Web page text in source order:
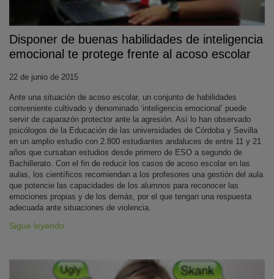
Disponer de buenas habilidades de inteligencia
emocional te protege frente al acoso escolar
22 de junio de 2015
Ante una situación de acoso escolar, un conjunto de habilidades
conveniente cultivado y denominado ‘inteligencia emocional’ puede
servir de caparazón protector ante la agresión. Así lo han observado
psicólogos de la Educación de las universidades de Córdoba y Sevilla
en un amplio estudio con 2.800 estudiantes andaluces de entre 11 y 21
años que cursaban estudios desde primero de ESO a segundo de
Bachillerato. Con el fin de reducir los casos de acoso escolar en las
aulas, los científicos recomiendan a los profesores una gestión del aula
que potencie las capacidades de los alumnos para reconocer las
emociones propias y de los demás, por el que tengan una respuesta
adecuada ante situaciones de violencia.
Sigue leyendo